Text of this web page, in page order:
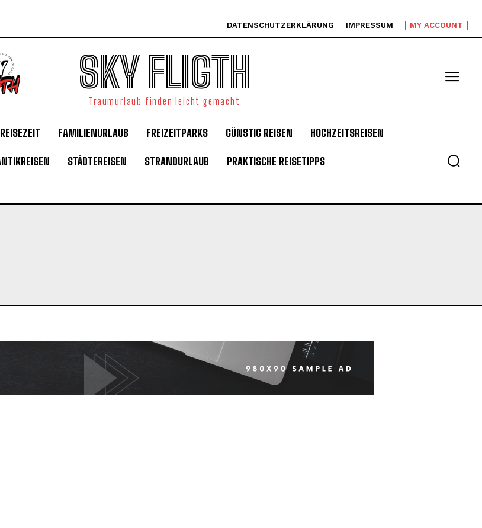
I WANT IN
and accept thePrivacy Policy.
DATENSCHUTZERKLÄRUNG IMPRESSUM MY ACCOUNT
SKY FLIGTH
Traumurlaub finden leicht gemacht
FAMILIENURLAUB FREIZEITPARKS GÜNSTIG REISEN HOCHZEITSREISEN
STÄDTEREISEN STRANDURLAUB PRAKTISCHE REISETIPPS